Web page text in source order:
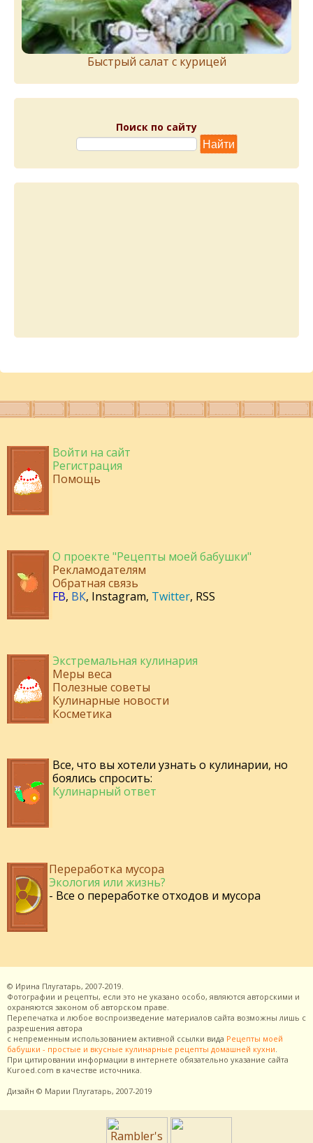
Быстрый салат с курицей
Поиск по сайту
Войти на сайт
Регистрация
Помощь
О проекте "Рецепты моей бабушки"
Рекламодателям
Обратная связь
FB, ВК, Instagram, Twitter, RSS
Экстремальная кулинария
Меры веса
Полезные советы
Кулинарные новости
Косметика
Все, что вы хотели узнать о кулинарии, но
боялись спросить:
Кулинарный ответ
Переработка мусора
Экология или жизнь?
- Все о переработке отходов и мусора
© Ирина Плугатарь, 2007-2019.
Фотографии и рецепты, если это не указано особо, являются авторскими и
охраняются законом об авторском праве.
Перепечатка и любое воспроизведение материалов сайта возможны лишь с
разрешения автора
с непременным использованием активной ссылки вида Рецепты моей
бабушки - простые и вкусные кулинарные рецепты домашней кухни.
При цитировании информации в интернете обязательно указание сайта
Kuroed.com в качестве источника.
Дизайн © Марии Плугатарь, 2007-2019